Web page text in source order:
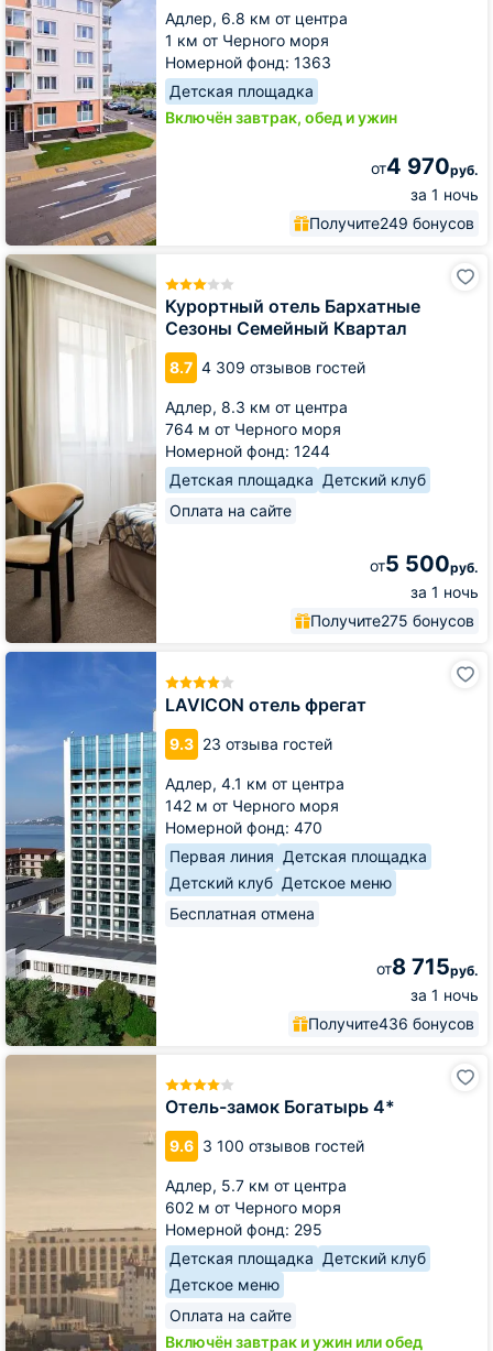
Адлер, 6.8 км от центра
1 км от Черного моря
Номерной фонд: 1363
Детская площадка
Включён завтрак, обед и ужин
от4 970руб.
за 1 ночь
Получите249 бонусов
Курортный отель Бархатные
Сезоны Семейный Квартал
8.7 4 309 отзывов гостей
Адлер, 8.3 км от центра
764 м от Черного моря
Номерной фонд: 1244
Детская площадка Детский клуб
Оплата на сайте
от5 500руб.
за 1 ночь
Получите275 бонусов
Курортный
отель
Бархатные
Сезоны
Семейный
LAVICON отель фрегат
9.3 23 отзыва гостей
Адлер, 4.1 км от центра
142 м от Черного моря
Номерной фонд: 470
Первая линия Детская площадка
Детский клуб Детское меню
Бесплатная отмена
от8 715руб.
за 1 ночь
Получите436 бонусов
LAVICON
Отель-замок Богатырь 4*
9.6 3 100 отзывов гостей
Адлер, 5.7 км от центра
602 м от Черного моря
Номерной фонд: 295
Детская площадка Детский клуб
Детское меню
Оплата на сайте
Включён завтрак и ужин или обед
Отель-